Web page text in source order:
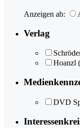
Anzeigen ab:
Verlag
Hoanzl
DVD